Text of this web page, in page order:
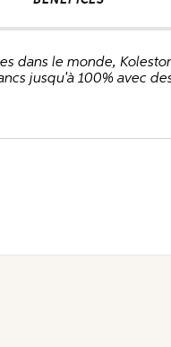
dans le monde,
jusqu'à 100% avec